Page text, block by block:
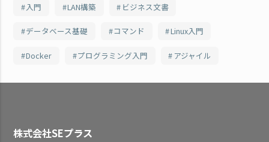
入門 LAN構築 ビジネス文書
データベース基礎 コマンド Linux入門
Docker プログラミング入門 アジャイル
株式会社SEプラス